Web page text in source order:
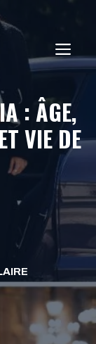
: ÂGE,
VIE DE